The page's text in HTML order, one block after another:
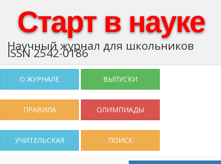
Старт в науке
Научный журнал для школьников
ISSN 2542-0186
О ЖУРНАЛЕ ВЫПУСКИ
ПРАВИЛА ОЛИМПИАДЫ
УЧИТЕЛЬСКАЯ ПОИСК